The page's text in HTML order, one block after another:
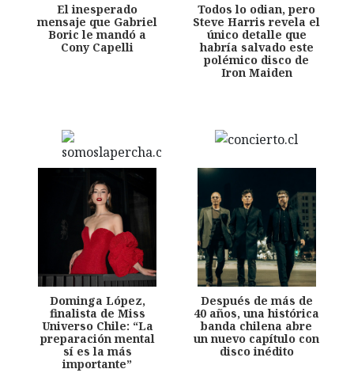
El inesperado
mensaje que Gabriel
Boric le mandó a
Cony Capelli
Todos lo odian, pero
Steve Harris revela el
único detalle que
habría salvado este
polémico disco de
Iron Maiden
Dominga López,
finalista de Miss
Universo Chile: “La
preparación mental
sí es la más
importante”
Después de más de
40 años, una histórica
banda chilena abre
un nuevo capítulo con
disco inédito